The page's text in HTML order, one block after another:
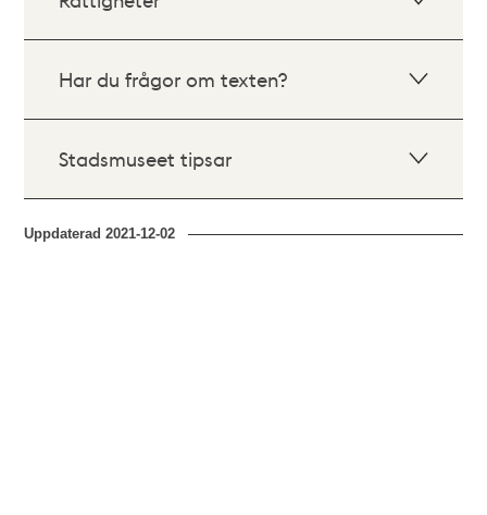
Har du frågor om texten?
Stadsmuseet tipsar
Uppdaterad2021-12-02